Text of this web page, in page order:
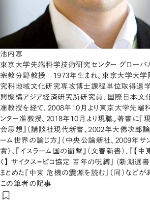
池内恵
東京大学先端科学技術研究センター グローバル
宗教分野教授 1973年生まれ。東京大学大学
究科地域文化研究専攻博士課程単位取得退
興機構アジア経済研究所研究員、国際日本文
准教授を経て、2008年10月より東京大学先端
ンター准教授、2018年10月より現職。著書に『
会思想』（講談社現代新書、2002年大佛次郎論
ーム世界の論じ方』（中央公論新社、2009年サ
賞）、『イスラーム国の衝撃』（文春新書）、『【
く】 サイクス=ピコ協定 百年の呪縛』 (新潮選
まとめた『中東 危機の震源を読む』（同）などが
この筆者の記事